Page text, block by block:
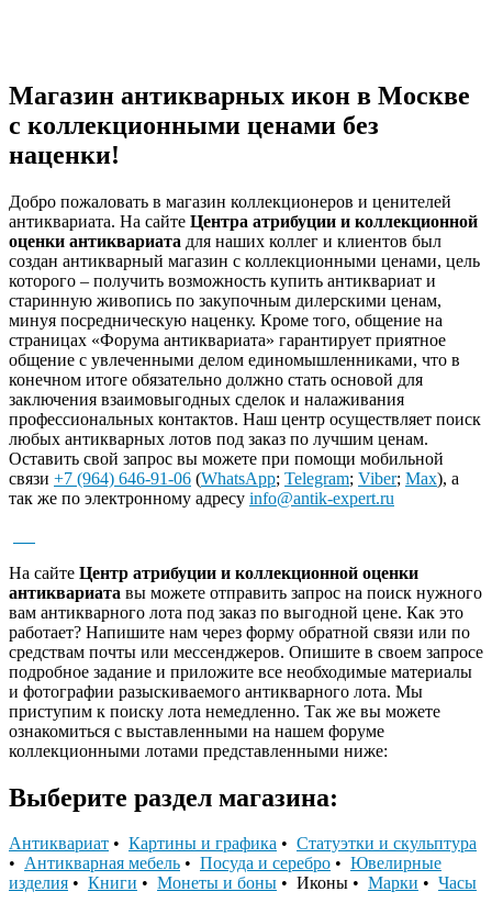
Магазин антикварных икон в Москве
с коллекционными ценами без
наценки!
Добро пожаловать в магазин коллекционеров и ценителей
антиквариата. На сайте Центра атрибуции и коллекционной
оценки антиквариата для наших коллег и клиентов был
создан антикварный магазин с коллекционными ценами, цель
которого – получить возможность купить антиквариат и
старинную живопись по закупочным дилерскими ценам,
минуя посредническую наценку. Кроме того, общение на
страницах «Форума антиквариата» гарантирует приятное
общение с увлеченными делом единомышленниками, что в
конечном итоге обязательно должно стать основой для
заключения взаимовыгодных сделок и налаживания
профессиональных контактов. Наш центр осуществляет поиск
любых антикварных лотов под заказ по лучшим ценам.
Оставить свой запрос вы можете при помощи мобильной
связи +7 (964) 646-91-06 (WhatsApp; Telegram; Viber; Max), а
так же по электронному адресу info@antik-expert.ru
На сайте Центр атрибуции и коллекционной оценки
антиквариата вы можете отправить запрос на поиск нужного
вам антикварного лота под заказ по выгодной цене. Как это
работает? Напишите нам через форму обратной связи или по
средствам почты или мессенджеров. Опишите в своем запросе
подробное задание и приложите все необходимые материалы
и фотографии разыскиваемого антикварного лота. Мы
приступим к поиску лота немедленно. Так же вы можете
ознакомиться с выставленными на нашем форуме
коллекционными лотами представленными ниже:
Выберите раздел магазина:
Антиквариат • Картины и графика • Статуэтки и скульптура
• Антикварная мебель • Посуда и серебро • Ювелирные
изделия • Книги • Монеты и боны • Иконы • Марки • Часы